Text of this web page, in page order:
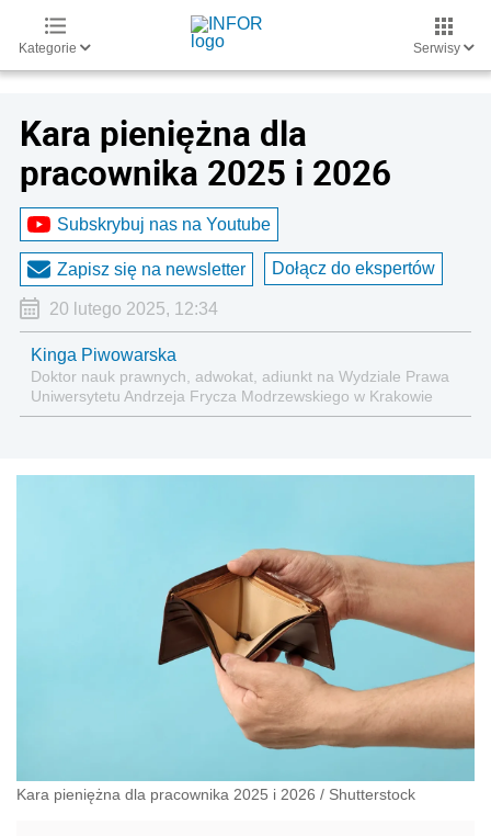
Kategorie Serwisy
Kara pieniężna dla
pracownika 2025 i 2026
Subskrybuj nas na Youtube
Zapisz się na newsletter Dołącz do ekspertów
20 lutego 2025, 12:34
Kinga Piwowarska
Doktor nauk prawnych, adwokat, adiunkt na Wydziale Prawa
Uniwersytetu Andrzeja Frycza Modrzewskiego w Krakowie
oraz Rzecznik Akademicki ds. równego traktowania i
administracyjnoprawnych aspektach związanych z pracą i
Kara pieniężna dla pracownika 2025 i 2026 / Shutterstock